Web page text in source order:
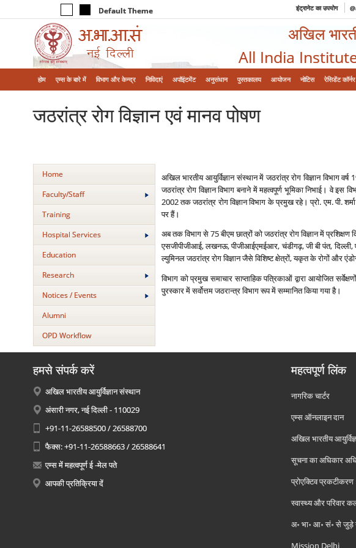
Default Theme इंट्रानेट का उपयोग
अखिल
All India
होम एम्‍स के बारे में विभाग और केन्‍द्र निविदाएं अपॉइंटमेंट अनुसंधान पुस्तकालय आयोजन नोटिस रेसिडेंट कॉर्नर
जठरांत्र रोग विज्ञान एवं मानव पोषण
Home
Faculty/Staff
Training
Hospital Services
Education
Research
Notices / Events
Alumni
OPD Workflow
अखिल भारतीय आयुर्विज्ञान संस्‍थान में जठरांत्र रोग विज्ञान विभाग
जठरांत्र रोग विज्ञान विभाग बनाने में महत्‍वपूर्ण भूमिका निभाई।
2002 तक जठरांत्र रोग विज्ञान विभाग के प्रमुख रहे। प्रो. एम. पी.
पर हैं।
अब तक विभाग से 75 बीएम छात्रों को जठरांत्र रोग विज्ञान में
एसजीपीजीआई, लखनऊ, पीजीआईएमईआर, चंडीगढ़, जी बी पंत,
ल्‍युमिनल जठरांत्र रोग विज्ञान जैसे विशिष्‍ट क्षेत्रों, यकृत के रोगों और
विभाग को प्रमुख समाचार साप्‍ताहिक पत्रिकाओं द्वारा आयोजित
पुरस्‍कार में सर्वोत्तम जठरान्‍त्र विभाग रूप में सम्‍मानित किया गया है।
हमसे संपर्क करें
अखिल भारतीय आयुर्विज्ञान संस्थान
अंसारी नगर, नई दिल्ली - 110029
+91-11-26588500 / 26588700
फैक्स: +91-11-26588663 / 26588641
एम्स में महत्वपूर्ण ई -मेल पते
आपकी प्रतिक्रिया दें
महत्वपूर्ण लिंक
नागरिक चार्टर
एम्स ऑनलाइन दान
अखिल भारतीय
सूचना का अधिकार
प्रोएक्टिव प्रकटीकरण
स्वास्थ्य और परिवार
अ॰ भा॰ आ॰ सं॰ से जुड़े
Mission Delhi